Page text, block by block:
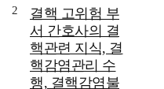
농산어촌 지역 연중돌
봄학교 학생들과 일반
학교 학생들의 교육만
족도와 자아존중감을
비교하기 위하여 돌봄
학생과 일반학생의 교
2
결핵 고위험 부
서 간호사의 결
핵관련 지식, 결
핵감염관리 수
행, 결핵감염불